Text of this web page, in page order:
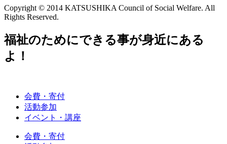
Copyright © 2014 KATSUSHIKA Council of Social Welfare. All
Rights Reserved.
福祉のためにできる事が身近にある
よ！
会費・寄付
活動参加
イベント・講座
会費・寄付